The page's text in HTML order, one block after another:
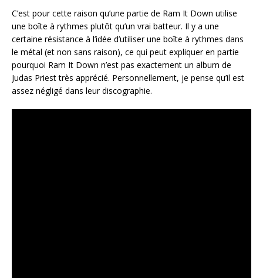
C’est pour cette raison qu’une partie de Ram It Down utilise
une boîte à rythmes plutôt qu’un vrai batteur. Il y a une
certaine résistance à l’idée d’utiliser une boîte à rythmes dans
le métal (et non sans raison), ce qui peut expliquer en partie
pourquoi Ram It Down n’est pas exactement un album de
Judas Priest très apprécié. Personnellement, je pense qu’il est
assez négligé dans leur discographie.